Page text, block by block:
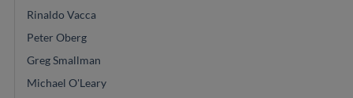
Rinaldo Vacca
Peter Oberg
Greg Smallman
Michael O'Leary